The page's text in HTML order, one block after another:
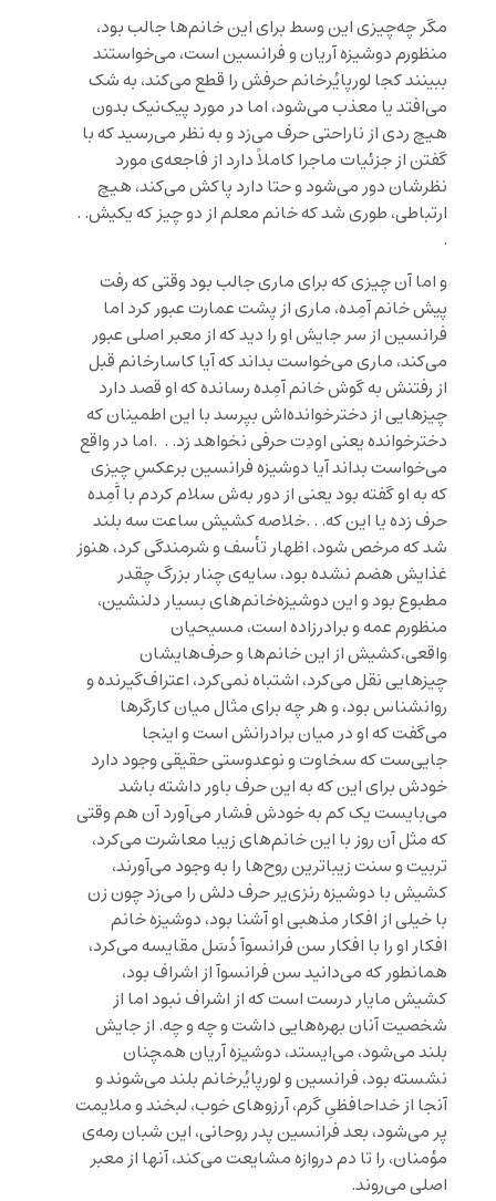
مگر چه‌چیزی این وسط برای این خانم‌ها جالب بود،
منظورم دوشیزه آریان و فرانسین است، می‌خواستند
ببینند کجا لورپایُرخانم حرفش را قطع می‌کند، به شک
می‌افتد یا معذب می‌شود، اما در مورد پیک‌نیک بدون
هیچ ردی از ناراحتی حرف می‌زد و به نظر می‌رسید که با
گفتن از جزئیات ماجرا کاملاً دارد از فاجعه‌ی مورد
نظرشان دور می‌شود و حتا دارد پاکش می‌کند، هیچ
ارتباطی، طوری شد که خانم معلم از دو چیز که یکیش. .
.
و اما آن چیزی که برای ماری جالب بود وقتی که رفت
پیش خانم آمِده، ماری از پشت عمارت عبور کرد اما
فرانسین از سر جایش او را دید که از معبر اصلی عبور
می‌کند، ماری می‌خواست بداند که آیا کاسارخانم قبل
از رفتنش به گوش خانم آمِده رسانده که او قصد دارد
چیزهایی از دختر‌خوانده‌اش بپرسد با این اطمینان که
دخترخوانده یعنی اودِت حرفی نخواهد زد. . .اما در واقع
می‌خواست بداند آیا دوشیزه فرانسین برعکسِ چیزی
که به او گفته بود یعنی از دور به‌ش سلام کردم با آَمِده
حرف زده یا این که. . .خلاصه کشیش ساعت سه بلند
شد که مرخص شود، اظهار تأسف و شرمندگی کرد، هنوز
غذایش هضم نشده بود، سایه‌ی چنار بزرگ چقدر
مطبوع بود و این دوشیزه‌خانم‌های بسیار دلنشین،
منظورم عمه و برادرزاده است، مسیحیان
واقعی،کشیش از این خانم‌ها و حرف‌هایشان
چیزهایی نقل می‌کرد، اشتباه نمی‌کرد، اعتراف‌گیرنده و
روانشناس بود، و هر چه برای مثال میان کارگرها
می‌گفت که او در میان برادرانش است و اینجا
جایی‌ست که سخاوت و نوعدوستی حقیقی وجود دارد
خودش برای این که به این حرف باور داشته باشد
می‌بایست یک کم به خودش فشار می‌آورد آن هم وقتی
که مثل آن روز با این خانم‌های زیبا معاشرت می‌کرد،
تربیت و سنت زیباترین روح‌ها را به وجود می‌آورند،
کشیش با دوشیزه رنزی‌یر حرف دلش را می‌زد چون زن
با خیلی از افکار مذهبی او آشنا بود، دوشیزه خانم
افکار او را با افکار سن فرانسوآ دُسَل مقایسه می‌کرد،
همانطور که می‌دانید سن فرانسوآ از اشراف بود،
کشیش مایار درست است که از اشراف نبود اما از
شخصیت آنان بهره‌هایی داشت و چه و چه. از جایش
بلند می‌شود، می‌ایستد، دوشیزه آریان همچنان
نشسته بود، فرانسین و لورپایُرخانم بلند می‌شوند و
آنجا از خداحافظیِ‌ گرم، آرزوهای خوب، لبخند و ملایمت
پر می‌شود، بعد فرانسین پدر روحانی، این شبان رمه‌‌ی
مؤمنان، را تا دم دروازه مشایعت می‌کند، آنها از معبر
اصلی می‌روند.